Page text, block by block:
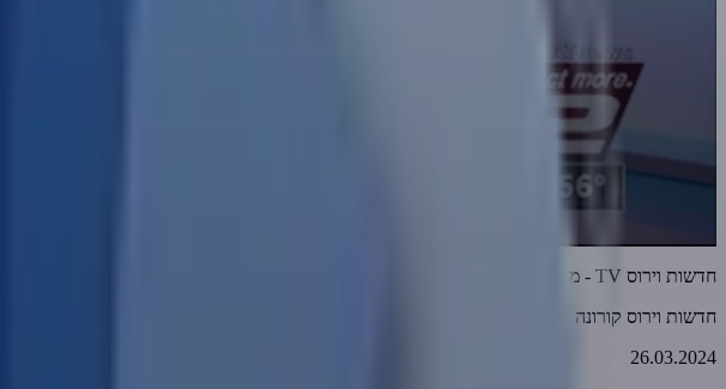
חדשות וירוס TV - מהדורה 932 • תתחדשו! משדרגים לכם את החיסונים... • 26-03-2024
חדשות וירוס קורונה TV
26.03.2024